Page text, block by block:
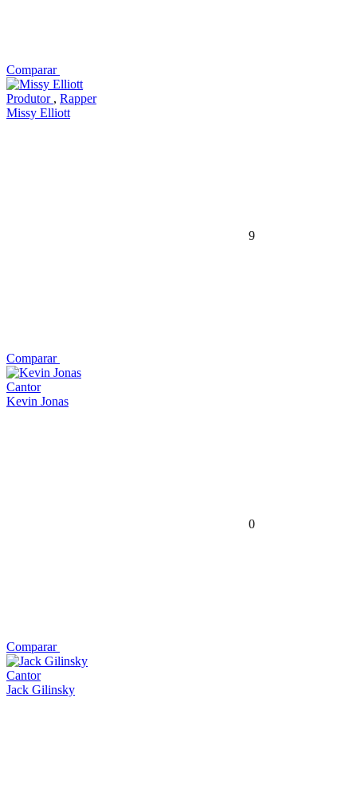
Comparar
Produtor , Rapper
Missy Elliott
9
Comparar
Cantor
Kevin Jonas
0
Comparar
Cantor
Jack Gilinsky